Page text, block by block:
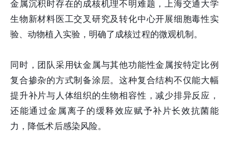
金属沉积时存在的成核机理不明难题，上海交通大学
生物新材料医工交叉研究及转化中心开展细胞毒性实
验、动物植入实验，明确了成核过程的微观机制。
同时，团队采用钛金属与其他功能性金属按特定比例
复合掺杂的方式制备涂层。这种复合结构不仅能大幅
提升补片与人体组织的生物相容性，减少排异反应，
还能通过金属离子的缓释效应赋予补片长效抗菌能
力，降低术后感染风险。